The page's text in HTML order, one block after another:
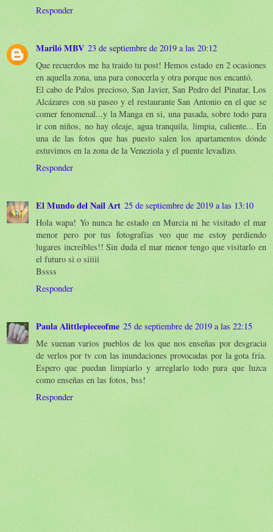
Responder
Mariló MBV 23 de septiembre de 2019 a las 20:12
Que recuerdos me ha traido tu post! Hemos estado en 2 ocasiones
en aquella zona, una para conocerla y otra porque nos encantó.
El cabo de Palos precioso, San Javier, San Pedro del Pinatar, Los
Alcázares con su paseo y el restaurante San Antonio en el que se
comer fenomenal...y la Manga en si, una pasada, sobre todo para
ir con niños, no hay oleaje, agua tranquila, limpia, caliente... En
una de las fotos que has puesto salen los apartamentos dónde
estuvimos en la zona de la Veneziola y el puente levadizo.
Responder
El Mundo del Nail Art 25 de septiembre de 2019 a las 13:10
Hola wapa! Yo nunca he estado en Murcia ni he visitado el mar
menor pero por tus fotografías veo que me estoy perdiendo
lugares increíbles!! Sin duda el mar menor tengo que visitarlo en
el futuro si o siiiii
Bssss
Responder
Paula Alittlepieceofme 25 de septiembre de 2019 a las 22:15
Me suenan varios pueblos de los que nos enseñas por desgracia
de verlos por tv con las inundaciones provocadas por la gota fría.
Espero que puedan limpiarlo y arreglarlo todo para que luzca
como enseñas en las fotos, bss!
Responder